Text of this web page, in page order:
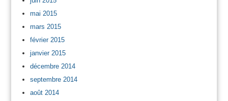
mai 2015
mars 2015
février 2015
janvier 2015
décembre 2014
septembre 2014
août 2014